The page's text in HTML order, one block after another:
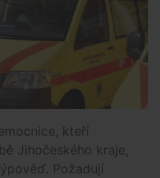
kteří
Jihočeského kraje,
Požadují